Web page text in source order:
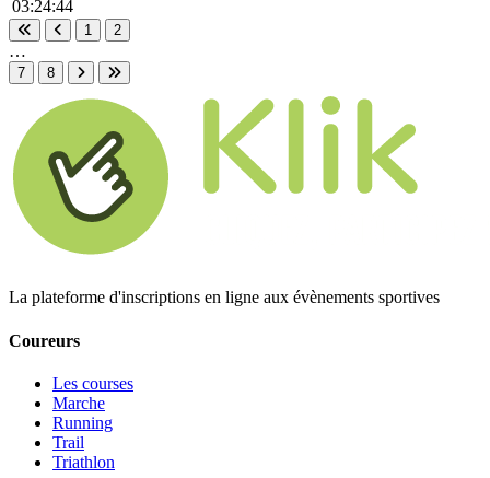
03:24:44
Première page
Page précédente
1 2
…
7
8
Page suivante
Dernière page
La plateforme d'inscriptions en ligne aux évènements sportives
Coureurs
Les courses
Marche
Running
Trail
Triathlon